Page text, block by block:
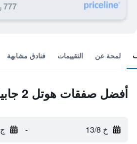
777 ﷼
لمحة عن التقييمات فنادق مشابهة
أفضل صفقات هوتل 2 جابيانو
خ 13/8 - ج 14/8